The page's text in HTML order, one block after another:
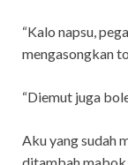
“Kalo napsu,
mengasongkan
“Diemut juga
Aku yang sudah
ditambah